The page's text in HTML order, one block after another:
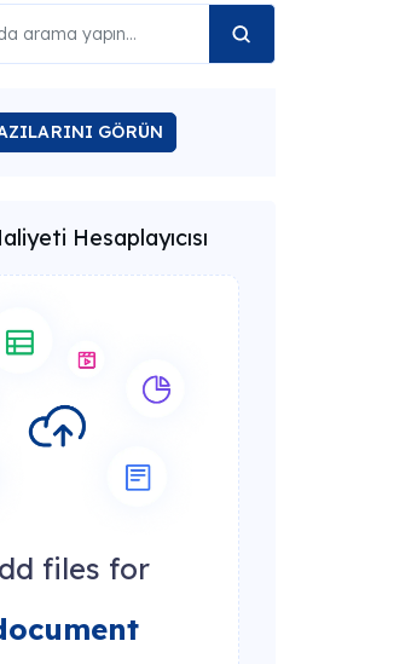
GÖRÜN
Hesaplayıcısı
files for